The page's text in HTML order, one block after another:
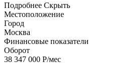
Подробнее Скрыть
Местоположение
Город
Москва
Финансовые показатели
Оборот
38 347 000 Р/мес